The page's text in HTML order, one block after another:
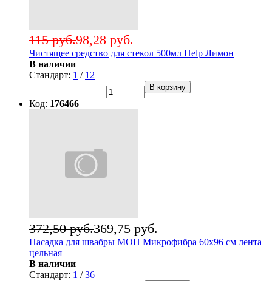
98,28 руб.
115 руб.
Чистящее средство для стекол 500мл Help Лимон
В наличии
Стандарт: 1 / 12
В корзину
Код: 176466
369,75 руб.
372,50 руб.
Насадка для швабры МОП Микрофибра 60х96 см лента
цельная
В наличии
Стандарт: 1 /36